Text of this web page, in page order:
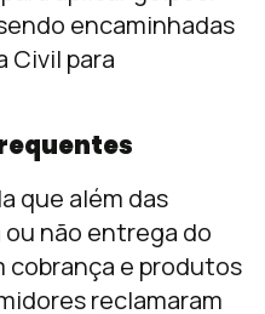
encaminhadas
Civil para
que além das
não entrega do
cobrança e produtos
reclamaram